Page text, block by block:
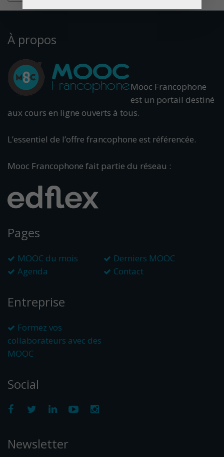
À propos
Mooc Francophone
est un portail destiné
aux cours en ligne ouverts à tous.
L’essentiel de l’offre francophone est référencée.
Mooc Francophone fait partie du réseau :
Pages
MOOC du mois
Derniers MOOC
Agenda
Contact
Entreprise
Formez vos
collaborateurs avec des
MOOC
Social
Newsletter